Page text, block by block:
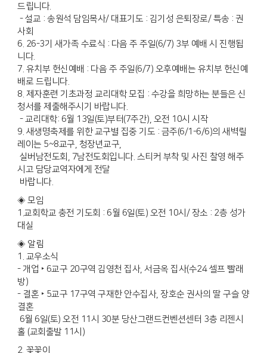
드립니다.
- 설교 : 송원석 담임목사/ 대표기도 : 김기성 은퇴장로/ 특송 : 권
사회
6. 26-3기 새가족 수료식 : 다음 주 주일(6/7) 3부 예배 시 진행됩
니다.
7. 유치부 헌신예배 : 다음 주 주일(6/7) 오후예배는 유치부 헌신예
배로 드립니다.
8. 제자훈련 기초과정 교리대학 모집 : 수강을 희망하는 분들은 신
청서를 제출해주시기 바랍니다.
- 교리대학: 6월 13일(토)부터(7주간), 오전 10시 시작
9. 새생명축제를 위한 교구별 집중 기도 : 금주(6/1-6/6)의 새벽릴
레이는 5~8교구, 청장년교구,
실버남전도회, 7남전도회입니다. 스티커 부착 및 사진 찰영 해주
시고 담당교역자에게 전달
바랍니다.
◈ 모임
1.교회학교 충전 기도회 : 6월 6일(토) 오전 10시/ 장소 : 2층 성가
대실
◈ 알림
1. 교우소식
- 개업 ‣ 6교구 20구역 김영천 집사, 서금옥 집사(수24 셀프 빨래
방)
- 결혼 ‣ 5교구 17구역 구재한 안수집사, 장호순 권사의 딸 구슬 양
결혼
6월 6일(토) 오전 11시 30분 당산그랜드컨벤션센터 3층 리젠시
홀 (교회출발 11시)
2. 꽃꽃이